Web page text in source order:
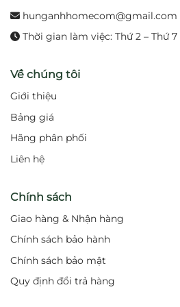
Dễ dàng vệ sinh:Bề mặt
người cao tuổi.
4. Ứng dụng thực tế
TBW07019A phù hợp lắp đặt
phòng tắm gia đình, khách
phẩm mang lại sự tiện nghi,
hằng ngày.
5. Thông số kỹ thuật cơ bản
Loại sản phẩm:Thanh trượt
Chất liệu:
Inox 304 hoặc
hunganhhomecom@gmail.com
Thời gian làm việc: Thứ 2 – Thứ 7
Về chúng tôi
Giới thiệu
Bảng giá
Hãng phân phối
Liên hệ
Chính sách
Giao hàng & Nhận hàng
Chính sách bảo hành
Chính sách bảo mật
Quy định đổi trả hàng